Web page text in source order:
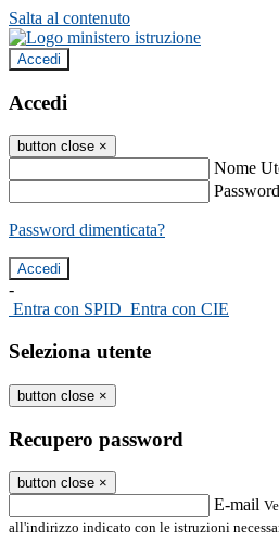
Salta al contenuto
Accedi
Accedi
button close ×
Nome
Password
Password dimenticata?
-
Entra con SPID Entra con CIE
Seleziona utente
button close ×
Recupero password
button close ×
E-mail
all'indirizzo indicato con le istruzioni